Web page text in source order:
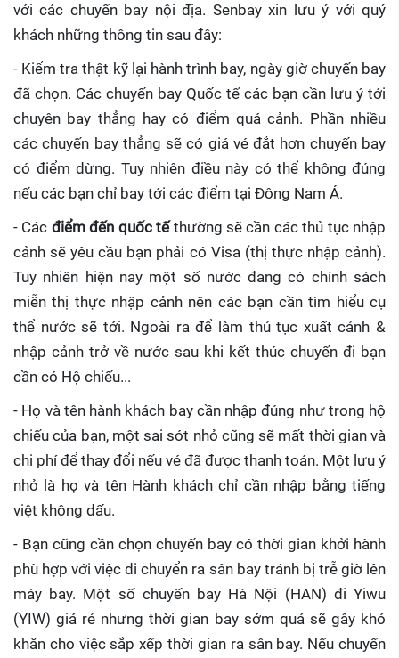
với các chuyến bay nội địa. Senbay xin lưu ý với quý
khách những thông tin sau đây:
- Kiểm tra thật kỹ lại hành trình bay, ngày giờ chuyến bay
đã chọn. Các chuyến bay Quốc tế các bạn cần lưu ý tới
chuyên bay thẳng hay có điểm quá cảnh. Phần nhiều
các chuyến bay thẳng sẽ có giá vé đắt hơn chuyến bay
có điểm dừng. Tuy nhiên điều này có thể không đúng
nếu các bạn chỉ bay tới các điểm tại Đông Nam Á.
- Các điểm đến quốc tếthường sẽ cần các thủ tục nhập
cảnh sẽ yêu cầu bạn phải có Visa (thị thực nhập cảnh).
Tuy nhiên hiện nay một số nước đang có chính sách
miễn thị thực nhập cảnh nên các bạn cần tìm hiểu cụ
thể nước sẽ tới. Ngoài ra để làm thủ tục xuất cảnh &
nhập cảnh trở về nước sau khi kết thúc chuyến đi bạn
cần có Hộ chiếu...
- Họ và tên hành khách bay cần nhập đúng như trong hộ
chiếu của bạn, một sai sót nhỏ cũng sẽ mất thời gian và
chi phí để thay đổi nếu vé đã được thanh toán. Một lưu ý
nhỏ là họ và tên Hành khách chỉ cần nhập bằng tiếng
việt không dấu.
- Bạn cũng cần chọn chuyến bay có thời gian khởi hành
phù hợp với việc di chuyển ra sân bay tránh bị trễ giờ lên
máy bay. Một số chuyến bay Hà Nội (HAN) đi Yiwu
(YIW) giá rẻ nhưng thời gian bay sớm quá sẽ gây khó
khăn cho việc sắp xếp thời gian ra sân bay. Nếu chuyến